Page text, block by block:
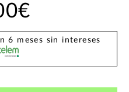
6 meses sin intereses